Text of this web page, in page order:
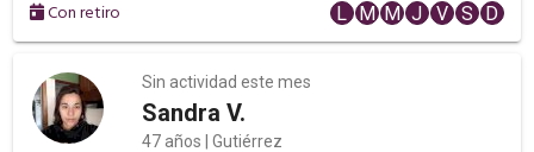
Con retiro
L M M J V S D
Sin actividad este mes
Sandra V.
47 años | Gutiérrez